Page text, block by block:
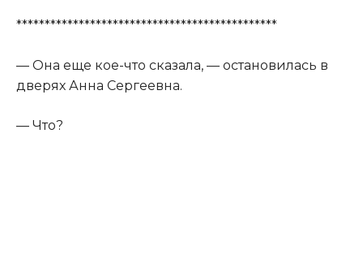
**********************************************
— Она еще кое-что сказала, — остановилась в
дверях Анна Сергеевна.
— Что?